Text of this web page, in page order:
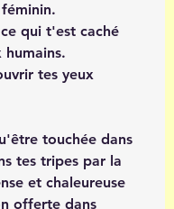
qui t'est caché
humains.
tes yeux
touchée dans
tes tripes par la
et chaleureuse
offerte dans